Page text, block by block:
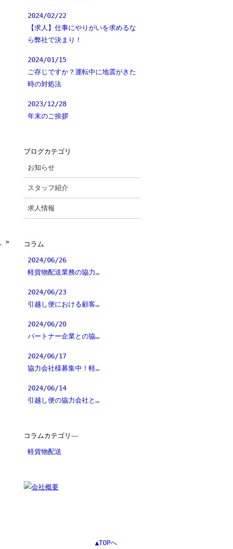
»
2024/02/22
【求人】仕事にやりがいを求めるな
ら弊社で決まり！
2024/01/15
ご存じですか？運転中に地震がきた
時の対処法
2023/12/28
年末のご挨拶
ブログカテゴリ
お知らせ
スタッフ紹介
求人情報
コラム
2024/06/26
軽貨物配送業務の協力…
2024/06/23
引越し便における顧客…
2024/06/20
パートナー企業との協…
2024/06/17
協力会社様募集中！軽…
2024/06/14
引越し便の協力会社と…
コラムカテゴリ―
軽貨物配送
▲TOPへ